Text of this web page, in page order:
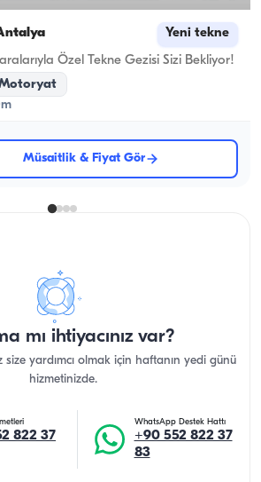
Yeni tekne
Özel Tekne Gezisi Sizi Bekliyor!
Müsaitlik & Fiyat Gör
mı ihtiyacınız var?
size yardımcı olmak için haftanın yedi günü
hizmetinizde.
822 37
WhatsApp Destek Hattı
+90 552 822 37
83